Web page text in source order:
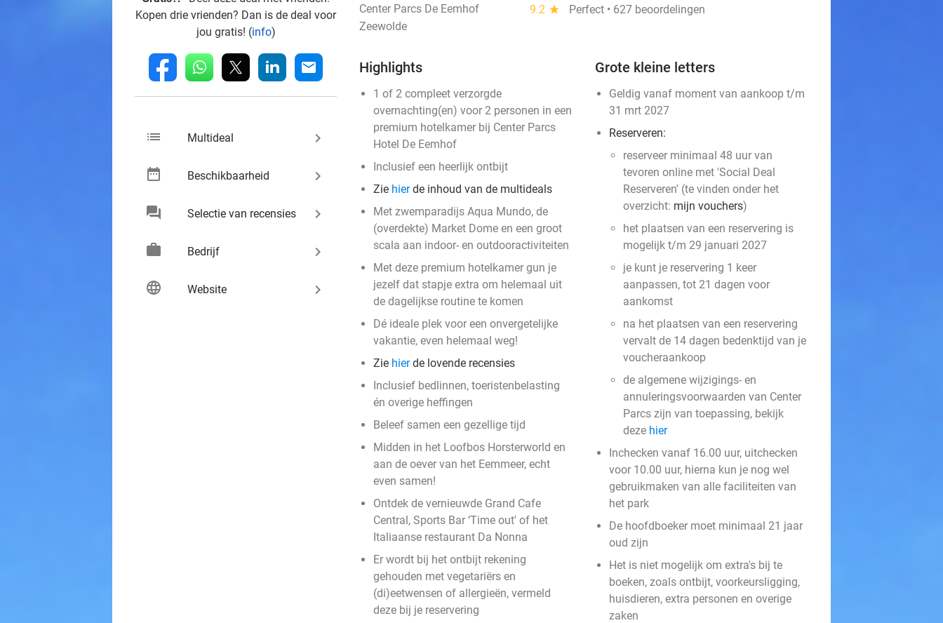
Kopen drie vrienden? Dan is de deal voor
jou gratis! (info)
fb whatsapp linkedin mail
list Multideal keyboard_arrow_right
date_range Beschikbaarheid keyboard_arrow_right
chat Selectie van recensies keyboard_arrow_right
work Bedrijf keyboard_arrow_right
language Website keyboard_arrow_right
Center Parcs De Eemhof 9.2 star
Perfect • 627 beoordelingen
Zeewolde
Highlights
1 of 2 compleet verzorgde
overnachting(en) voor 2 personen in een
premium hotelkamer bij Center Parcs
Hotel De Eemhof
Inclusief een heerlijk ontbijt
Zie hierde inhoud van de multideals
Met zwemparadijs Aqua Mundo, de
(overdekte) Market Dome en een groot
scala aan indoor- en outdooractiviteiten
Met deze premium hotelkamer gun je
jezelf dat stapje extra om helemaal uit
de dagelijkse routine te komen
Dé ideale plek voor een onvergetelijke
vakantie, even helemaal weg!
Zie hierde lovende recensies
Inclusief bedlinnen, toeristenbelasting
én overige heffingen
Beleef samen een gezellige tijd
Midden in het Loofbos Horsterworld en
aan de oever van het Eemmeer, echt
even samen!
Ontdek de vernieuwde Grand Cafe
Central, Sports Bar ‘Time out' of het
Italiaanse restaurant Da Nonna
Er wordt bij het ontbijt rekening
gehouden met vegetariërs en
(di)eetwensen of allergieën, vermeld
deze bij je reservering
Grote kleine letters
Geldig vanaf moment van aankoop t/m
31 mrt 2027
Reserveren:
reserveer minimaal 48 uur van
tevoren online met 'Social Deal
Reserveren' (te vinden onder het
overzicht: mijn vouchers)
het plaatsen van een reservering is
mogelijk t/m 29 januari 2027
je kunt je reservering 1 keer
aanpassen, tot 21 dagen voor
aankomst
na het plaatsen van een reservering
vervalt de 14 dagen bedenktijd van je
voucheraankoop
de algemene wijzigings- en
annuleringsvoorwaarden van Center
Parcs zijn van toepassing, bekijk
deze hier
Inchecken vanaf 16.00 uur, uitchecken
voor 10.00 uur, hierna kun je nog wel
gebruikmaken van alle faciliteiten van
het park
De hoofdboeker moet minimaal 21 jaar
oud zijn
Het is niet mogelijk om extra's bij te
boeken, zoals ontbijt, voorkeursligging,
huisdieren, extra personen en overige
zaken